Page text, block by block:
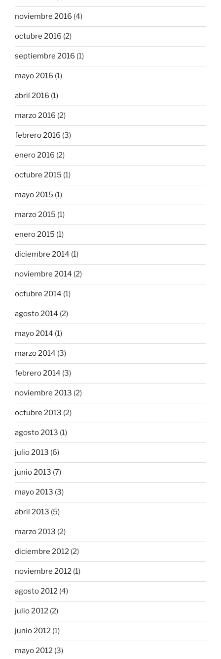
noviembre 2016 (4)
octubre 2016 (2)
septiembre 2016 (1)
mayo 2016 (1)
abril 2016 (1)
marzo 2016 (2)
febrero 2016 (3)
enero 2016 (2)
octubre 2015 (1)
mayo 2015 (1)
marzo 2015 (1)
enero 2015 (1)
diciembre 2014 (1)
noviembre 2014 (2)
octubre 2014 (1)
agosto 2014 (2)
mayo 2014 (1)
marzo 2014 (3)
febrero 2014 (3)
noviembre 2013 (2)
octubre 2013 (2)
agosto 2013 (1)
julio 2013 (6)
junio 2013 (7)
mayo 2013 (3)
abril 2013 (5)
marzo 2013 (2)
diciembre 2012 (2)
noviembre 2012 (1)
agosto 2012 (4)
julio 2012 (2)
junio 2012 (1)
mayo 2012 (3)